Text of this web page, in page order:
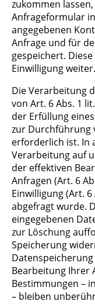
zukommen
Anfrageformular
angegebenen
Anfrage und für
gespeichert.
Einwilligung weiter.
Die Verarbeitung
von Art. 6 Abs. 1
der Erfüllung
zur Durchführung
erforderlich ist. In
Verarbeitung auf
der effektiven
Anfragen (Art. 6
Einwilligung (Art. 6
abgefragt wurde.
eingegebenen
zur Löschung
Speicherung
Bearbeitung Ihrer
Bestimmungen –
– bleiben